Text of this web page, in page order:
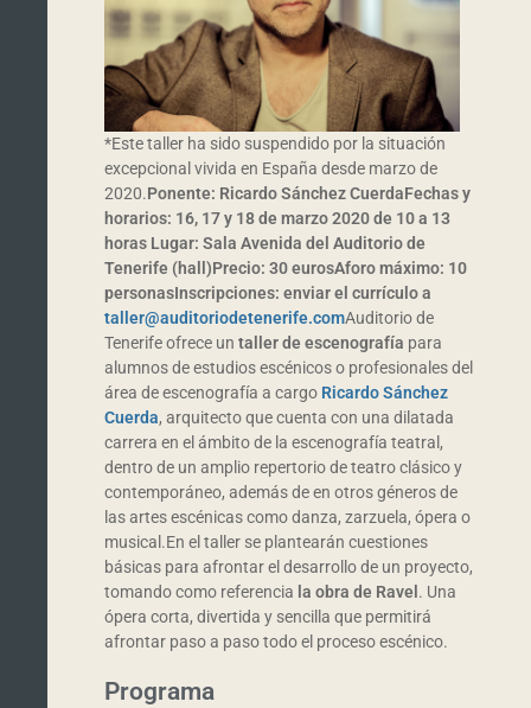
*Este taller ha sido suspendido por la situación
excepcional vivida en España desde marzo de
2020.Ponente: Ricardo Sánchez CuerdaFechas y
horarios: 16, 17 y 18 de marzo 2020 de 10 a 13
horas Lugar: Sala Avenida del Auditorio de
Tenerife (hall)Precio: 30 eurosAforo máximo: 10
personasInscripciones: enviar el currículo a
taller@auditoriodetenerife.comAuditorio de
Tenerife ofrece un taller de escenografía para
alumnos de estudios escénicos o profesionales del
área de escenografía a cargo Ricardo Sánchez
Cuerda, arquitecto que cuenta con una dilatada
carrera en el ámbito de la escenografía teatral,
dentro de un amplio repertorio de teatro clásico y
contemporáneo, además de en otros géneros de
las artes escénicas como danza, zarzuela, ópera o
musical.En el taller se plantearán cuestiones
básicas para afrontar el desarrollo de un proyecto,
tomando como referencia la obra de Ravel . Una
ópera corta, divertida y sencilla que permitirá
afrontar paso a paso todo el proceso escénico.
Programa